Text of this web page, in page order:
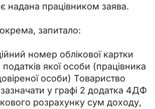
є надана працівником заява.
запитало:
номер облікової картки
якої особи (працівника
особи) Товариство
у графі 2 додатка 4ДФ
розрахунку сум доходу,